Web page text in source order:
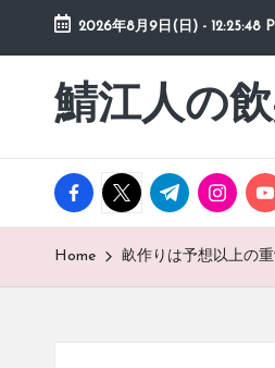
Skip
content
2026年8月9日(日) - 12:25:49
鯖江人の
日々
の
然
草
facebook.com
twitter.com
t.me
Home 畝作りは予想以上の